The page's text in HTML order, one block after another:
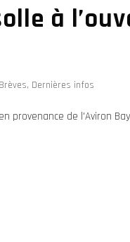
à
Brèves, Dernières infos
provenance de l'Aviron